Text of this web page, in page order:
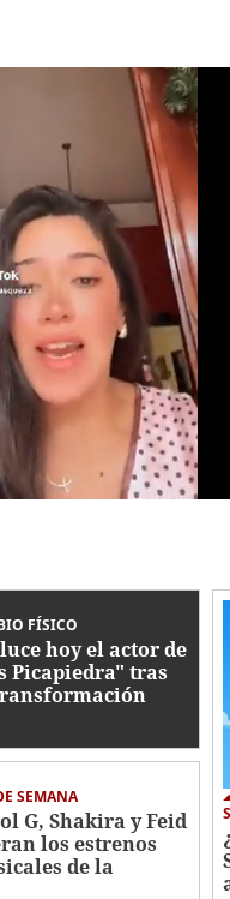
FÍSICO
hoy el actor de
Picapiedra" tras
SEMANA
G, Shakira y Feid
los estrenos
de la